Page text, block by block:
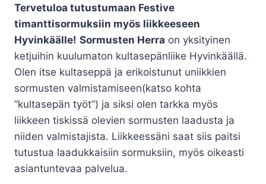
Tervetuloa tutustumaan Festive
timanttisormuksiin myös liikkeeseen
Hyvinkäälle! Sormusten Herra on yksityinen
ketjuihin kuulumaton kultasepänliike Hyvinkäällä.
Olen itse kultaseppä ja erikoistunut uniikkien
sormusten valmistamiseen(katso kohta
”kultasepän työt”) ja siksi olen tarkka myös
liikkeen tiskissä olevien sormusten laadusta ja
niiden valmistajista. Liikkeessäni saat siis paitsi
tutustua laadukkaisiin sormuksiin, myös oikeasti
asiantuntevaa palvelua.